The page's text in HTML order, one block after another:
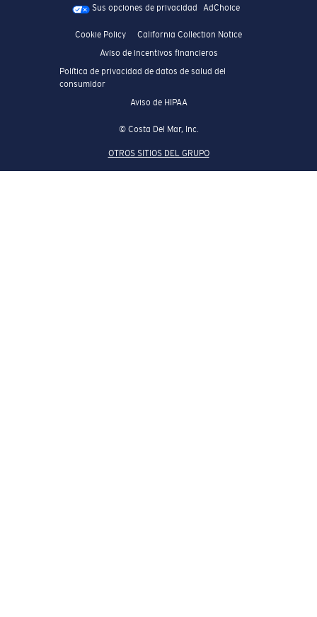
Sus opciones de privacidad AdChoice
Cookie Policy
California Collection Notice
Aviso de incentivos financieros
Política de privacidad de datos de salud del
consumidor
Aviso de HIPAA
© Costa Del Mar, Inc.
OTROS SITIOS DEL GRUPO